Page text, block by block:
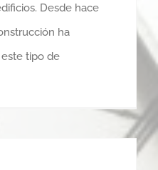
Desde hace
ha
tipo de